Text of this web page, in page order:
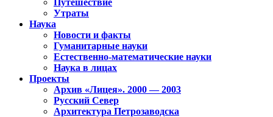
Путешествие
Утраты
Наука
Новости и факты
Гуманитарные науки
Естественно-математические науки
Наука в лицах
Проекты
Архив «Лицея». 2000 — 2003
Русский Север
Архитектура Петрозаводска